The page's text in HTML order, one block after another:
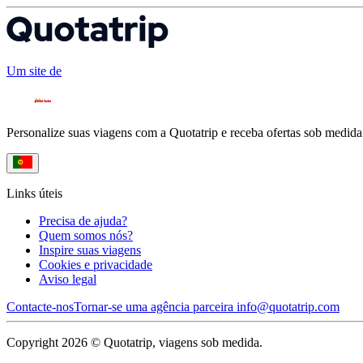
Um site de
Personalize suas viagens com a Quotatrip e receba ofertas sob
Links úteis
Precisa de ajuda?
Quem somos nós?
Inspire suas viagens
Cookies e privacidade
Aviso legal
Contacte-nosTornar-se uma agência parceira info@quotatrip.com
Copyright 2026 © Quotatrip, viagens sob medida.